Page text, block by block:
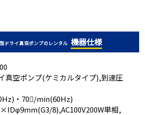
ドライ真空ポンプのレンタル 機器仕様
真空ポンプ(ケミカルタイプ),到達圧
・70/min(60Hz)
8),AC100V200W単相,